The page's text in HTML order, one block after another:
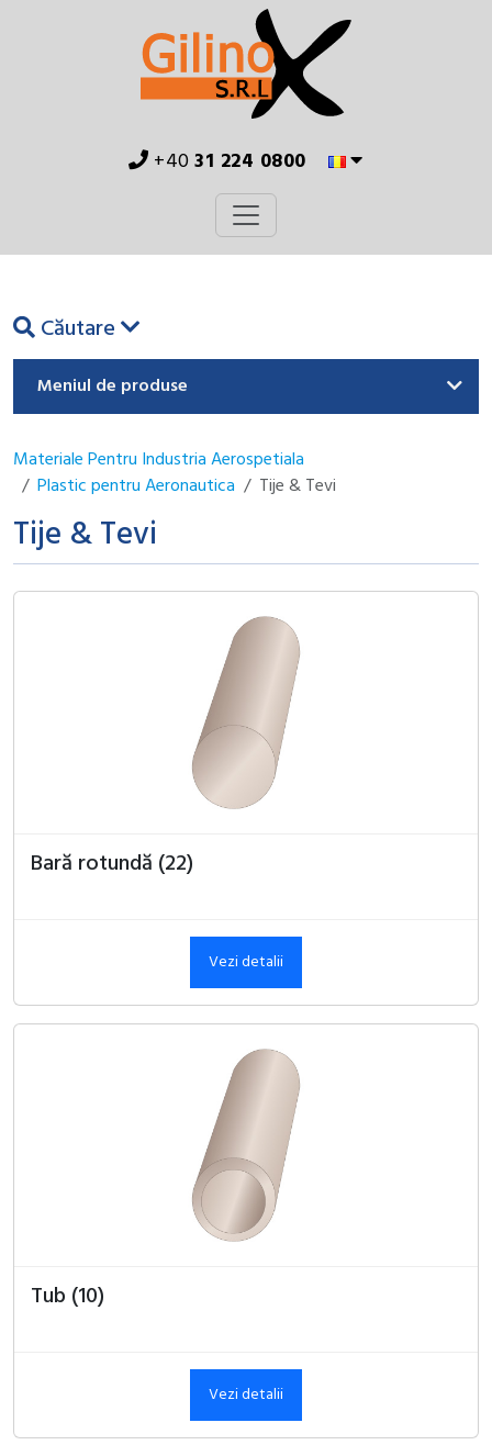
+4031 224 0800
Căutare
Meniul de produse
Materiale Pentru Industria Aerospetiala
Plastic pentru Aeronautica
Tije & Tevi
Tije & Tevi
Bară rotundă (22)
Vezi detalii
Tub (10)
Vezi detalii